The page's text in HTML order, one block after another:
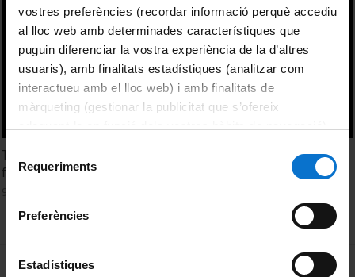
vostres preferències (recordar informació perquè accediu
al lloc web amb determinades característiques que
puguin diferenciar la vostra experiència de la d’altres
usuaris), amb finalitats estadístiques (analitzar com
interactueu amb el lloc web) i amb finalitats de
màrqueting (gestionar la publicitat que s’ofereix
consultar laPolítica de galetes del lloc web de la
Selecció
de Requeriments
Preferències
Estadístiques
The export of Heligoland flint in Prehistory with special
focus on Danish finds. Klaus Hirsch
MENÚ PEU 1